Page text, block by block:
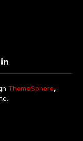
LinkedIn
ThemeSphere,